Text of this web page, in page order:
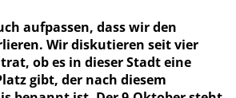
aufpassen, dass wir den
Wir diskutieren seit vier
ob es in dieser Stadt eine
gibt, der nach diesem